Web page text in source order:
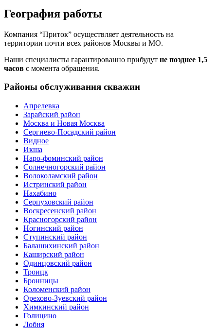
География работы
Компания “Приток” осуществляет деятельность на
территории почти всех районов Москвы и МО.
Наши специалисты гарантированно прибудут не позднее 1,5
часов с момента обращения.
Районы обслуживания скважин
Апрелевка
Зарайский район
Москва и Новая Москва
Сергиево-Посадский район
Видное
Икша
Наро-фоминский район
Солнечногорский район
Волоколамский район
Истринский район
Нахабино
Серпуховский район
Воскресенский район
Красногорский район
Ногинский район
Ступинский район
Балашихинский район
Каширский район
Одинцовский район
Троицк
Бронницы
Коломенский район
Орехово-Зуевский район
Химкинский район
Голицино
Лобня